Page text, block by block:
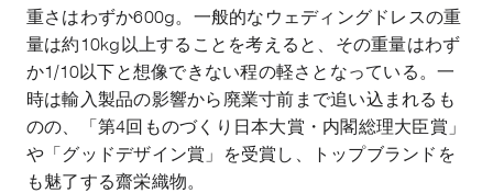
重さはわずか600g。一般的なウェディングドレスの重
量は約 10kg 以上することを考えると、その重量はわず
か1/10以下と想像できない程の軽さとなっている。一
時は輸入製品の影響から廃業寸前まで追い込まれるも
のの、「第4回ものづくり日本大賞・内閣総理大臣賞」
や「グッドデザイン賞」を受賞し、トップブランドを
も魅了する齋栄織物。